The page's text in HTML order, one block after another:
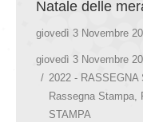
Natale delle
giovedì 3 Novembre
giovedì 3 Novembre
2022 - RASSEGNA
Rassegna Stampa,
STAMPA